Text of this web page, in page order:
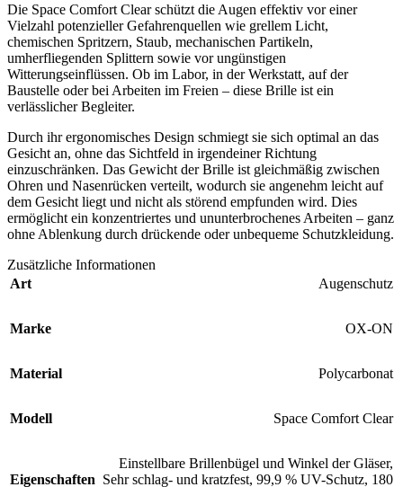
Die Space Comfort Clear schützt die Augen effektiv vor einer
Vielzahl potenzieller Gefahrenquellen wie grellem Licht,
chemischen Spritzern, Staub, mechanischen Partikeln,
umherfliegenden Splittern sowie vor ungünstigen
Witterungseinflüssen. Ob im Labor, in der Werkstatt, auf der
Baustelle oder bei Arbeiten im Freien – diese Brille ist ein
verlässlicher Begleiter.
Durch ihr ergonomisches Design schmiegt sie sich optimal an das
Gesicht an, ohne das Sichtfeld in irgendeiner Richtung
einzuschränken. Das Gewicht der Brille ist gleichmäßig zwischen
Ohren und Nasenrücken verteilt, wodurch sie angenehm leicht auf
dem Gesicht liegt und nicht als störend empfunden wird. Dies
ermöglicht ein konzentriertes und ununterbrochenes Arbeiten – ganz
ohne Ablenkung durch drückende oder unbequeme Schutzkleidung.
Zusätzliche Informationen
Art
Augenschutz
Marke OX-ON
Material Polycarbonat
Modell Space Comfort Clear
Eigenschaften
Einstellbare Brillenbügel und Winkel der Gläser,
Sehr schlag- und kratzfest, 99,9 % UV-Schutz, 180